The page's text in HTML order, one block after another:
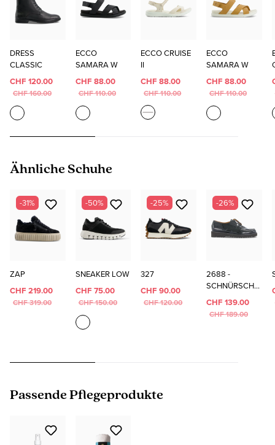
DRESS
CLASSIC
CHF 120.00
CHF 160.00
ECCO
SAMARA W
CHF 88.00
CHF 110.00
ECCO CRUISE
II
CHF 88.00
CHF 110.00
ECCO
SAMARA W
CHF 88.00
CHF 110.00
Produktgalerie überspringen
Ähnliche Schuhe
-31%
ZAP
CHF 219.00
CHF 319.00
-50%
SNEAKER LOW
CHF 75.00
CHF 150.00
-25%
327
CHF 90.00
CHF 120.00
-26%
2688 -
SCHNÜRSCHU
HE
CHF 139.00
CHF 189.00
Produktgalerie überspringen
Passende Pflegeprodukte